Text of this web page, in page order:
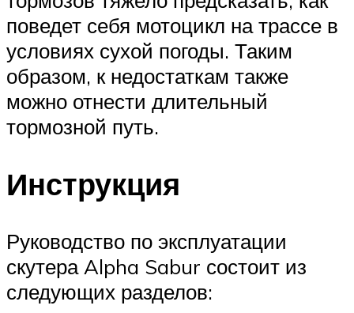
поведет себя мотоцикл на трассе в
условиях сухой погоды. Таким
образом, к недостаткам также
можно отнести длительный
тормозной путь.
Инструкция
Руководство по эксплуатации
скутера Alpha Sabur состоит из
следующих разделов: